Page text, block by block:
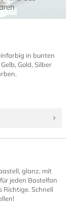
in bunten
Gold, Silber
glanz, mit
jeden Bastelfan
Richtige. Schnell